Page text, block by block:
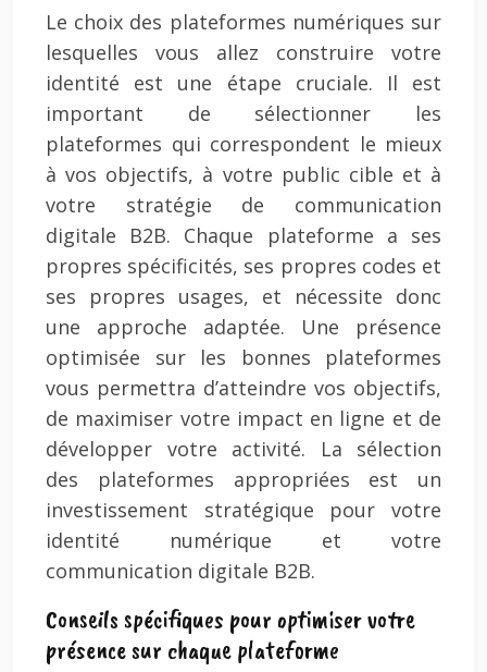
Le choix des plateformes numériques sur
lesquelles vous allez construire votre
identité est une étape cruciale. Il est
important de sélectionner les
plateformes qui correspondent le mieux
à vos objectifs, à votre public cible et à
votre stratégie de communication
digitale B2B. Chaque plateforme a ses
propres spécificités, ses propres codes et
ses propres usages, et nécessite donc
une approche adaptée. Une présence
optimisée sur les bonnes plateformes
vous permettra d’atteindre vos objectifs,
de maximiser votre impact en ligne et de
développer votre activité. La sélection
des plateformes appropriées est un
investissement stratégique pour votre
identité numérique et votre
communication digitale B2B.
Conseils spécifiques pour optimiser votre
présence sur chaque plateforme